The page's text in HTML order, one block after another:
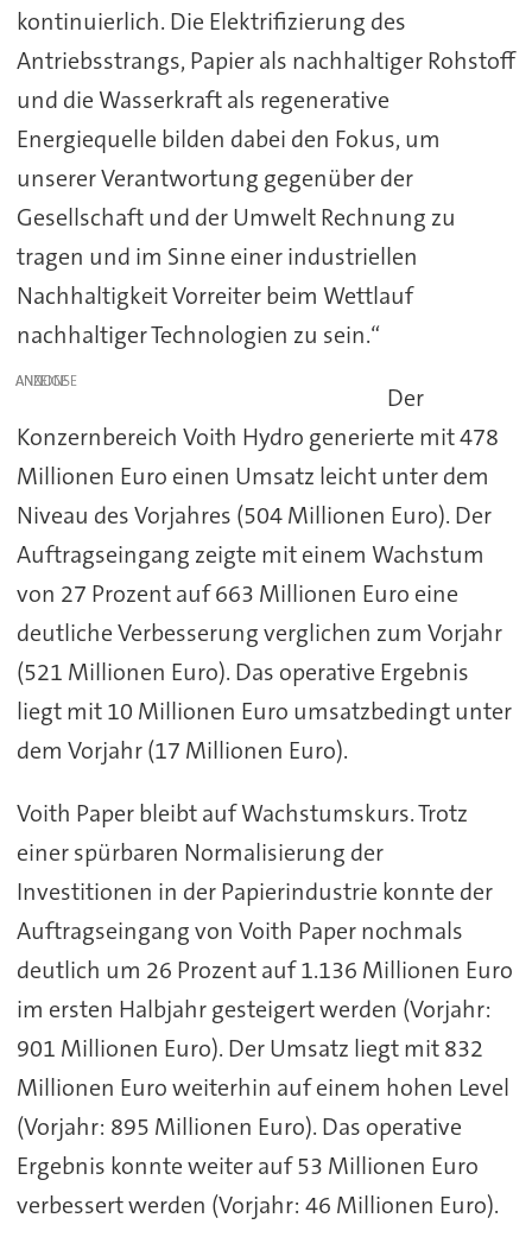
kontinuierlich. Die Elektrifizierung des
Antriebsstrangs, Papier als nachhaltiger Rohstoff
und die Wasserkraft als regenerative
Energiequelle bilden dabei den Fokus, um
unserer Verantwortung gegenüber der
Gesellschaft und der Umwelt Rechnung zu
tragen und im Sinne einer industriellen
Nachhaltigkeit Vorreiter beim Wettlauf
nachhaltiger Technologien zu sein.“
ANZEIGE
Der
Konzernbereich Voith Hydro generierte mit 478
Millionen Euro einen Umsatz leicht unter dem
Niveau des Vorjahres (504 Millionen Euro). Der
Auftragseingang zeigte mit einem Wachstum
von 27 Prozent auf 663 Millionen Euro eine
deutliche Verbesserung verglichen zum Vorjahr
(521 Millionen Euro). Das operative Ergebnis
liegt mit 10 Millionen Euro umsatzbedingt unter
dem Vorjahr (17 Millionen Euro).
Voith Paper bleibt auf Wachstumskurs. Trotz
einer spürbaren Normalisierung der
Investitionen in der Papierindustrie konnte der
Auftragseingang von Voith Paper nochmals
deutlich um 26 Prozent auf 1.136 Millionen Euro
im ersten Halbjahr gesteigert werden (Vorjahr:
901 Millionen Euro). Der Umsatz liegt mit 832
Millionen Euro weiterhin auf einem hohen Level
(Vorjahr: 895 Millionen Euro). Das operative
Ergebnis konnte weiter auf 53 Millionen Euro
verbessert werden (Vorjahr: 46 Millionen Euro).